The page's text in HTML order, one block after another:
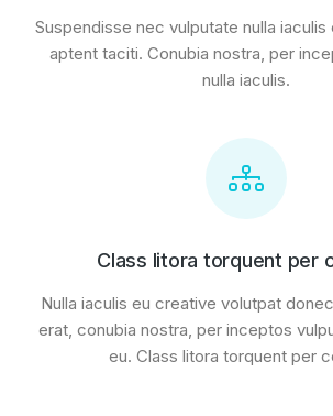
Suspendisse nec vulputate nulla iaculis
aptent taciti. Conubia nostra, per
nulla iaculis.
Class litora torquent per
Nulla iaculis eu creative volutpat
erat, conubia nostra, per inceptos
eu. Class litora torquent per